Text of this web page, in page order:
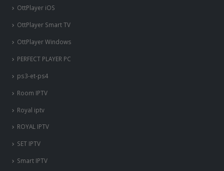
OttPlayer iOS
OttPlayer Smart TV
OttPlayer Windows
PERFECT PLAYER PC
ps3-et-ps4
Room IPTV
Royal iptv
ROYAL IPTV
SET IPTV
Smart IPTV